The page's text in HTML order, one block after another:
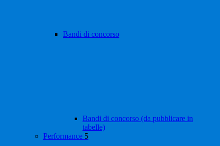
Bandi di concorso
Bandi di concorso (da pubblicare in
tabelle)
Performance 5